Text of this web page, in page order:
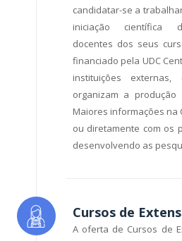
candidatar-se a
iniciação científica
docentes dos seus
financiado pela UDC
instituições
organizam a produção
Maiores informações na
ou diretamente com os
desenvolvendo as
Cursos de
A oferta de Cursos de